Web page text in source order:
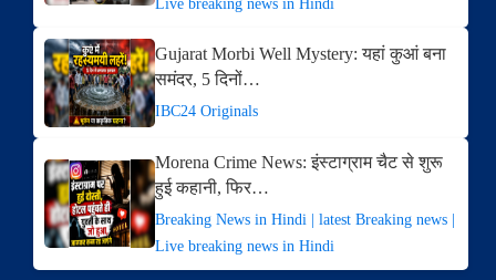
Live breaking news in Hindi
Gujarat Morbi Well Mystery: यहां कुआं बना
समंदर, 5 दिनों…
IBC24 Originals
Morena Crime News: इंस्टाग्राम चैट से शुरू
हुई कहानी, फिर…
Breaking News in Hindi | latest Breaking news |
Live breaking news in Hindi